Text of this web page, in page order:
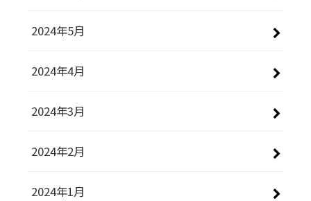
2024年5月
2024年4月
2024年3月
2024年2月
2024年1月